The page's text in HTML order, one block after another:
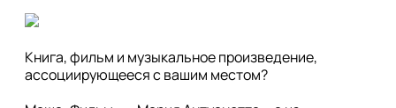
Книга, фильм и музыкальное произведение,
ассоциирующееся с вашим местом?